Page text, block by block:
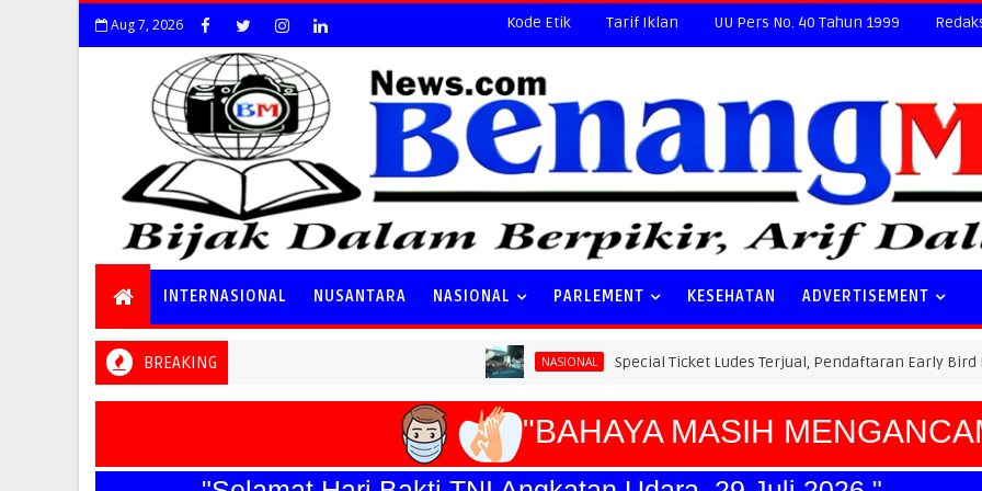
Aug 7, 2026 Kode Etik Tarif Iklan UU Pers No. 40 Tahun 1999
INTERNASIONAL NUSANTARA NASIONAL PARLEMENT KESEHATAN ADVERTISEMENT
BREAKING NASIONAL Special Ticket Ludes Terjual, Pendaftaran Early Bird PLN Electric
"BAHAYA MASIH MENGANCAM"